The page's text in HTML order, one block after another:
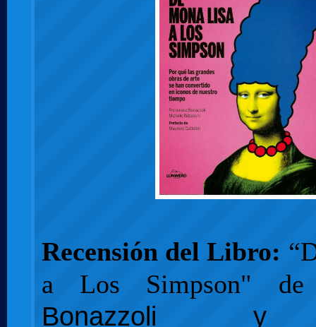
Recensión del Libro:
a Los Simpson"
Bonazzoli y